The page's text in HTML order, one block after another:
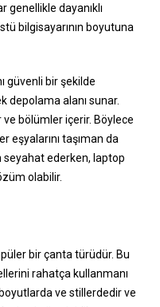
genellikle dayanıklı
bilgisayarının boyutuna
güvenli bir şekilde
depolama alanı sunar.
bölümler içerir. Böylece
eşyalarını taşıman da
seyahat ederken, laptop
olabilir.
bir çanta türüdür. Bu
rahatça kullanmanı
ve stillerdedir ve